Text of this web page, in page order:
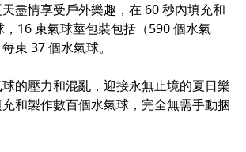
盡情享受戶外樂趣，在 60 秒內填充和
16 束氣球莖包裝包括（590 個水氣
束 37 個水氣球。​
的壓力和混亂，迎接永無止境的夏日樂
和製作數百個水氣球，完全無需手動捆